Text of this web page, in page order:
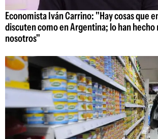
Economista Iván Carrino: "Hay cosas que
discuten como en Argentina; lo han
nosotros"